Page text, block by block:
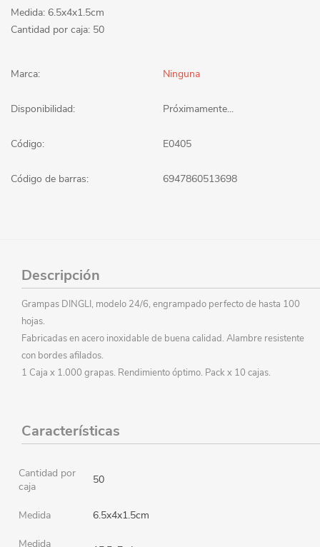
Medida: 6.5x4x1.5cm
Cantidad por caja: 50
Marca: Ninguna
Disponibilidad: Próximamente...
Código: E0405
Código de barras: 6947860513698
Descripción
Grampas DINGLI, modelo 24/6, engrampado perfecto de hasta 100
hojas.
Fabricadas en acero inoxidable de buena calidad. Alambre resistente
con bordes afilados.
1 Caja x 1.000 grapas. Rendimiento óptimo. Pack x 10 cajas.
Características
Cantidad por
caja
50
Medida 6.5x4x1.5cm
Medida